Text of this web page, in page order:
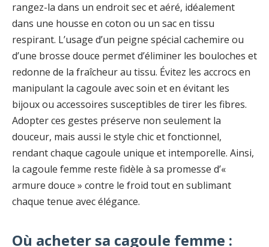
rangez-la dans un endroit sec et aéré, idéalement
dans une housse en coton ou un sac en tissu
respirant. L’usage d’un peigne spécial cachemire ou
d’une brosse douce permet d’éliminer les bouloches et
redonne de la fraîcheur au tissu. Évitez les accrocs en
manipulant la cagoule avec soin et en évitant les
bijoux ou accessoires susceptibles de tirer les fibres.
Adopter ces gestes préserve non seulement la
douceur, mais aussi le style chic et fonctionnel,
rendant chaque cagoule unique et intemporelle. Ainsi,
la cagoule femme reste fidèle à sa promesse d’«
armure douce » contre le froid tout en sublimant
chaque tenue avec élégance.
Où acheter sa cagoule femme :